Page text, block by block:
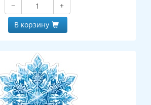
−
+
В корзину